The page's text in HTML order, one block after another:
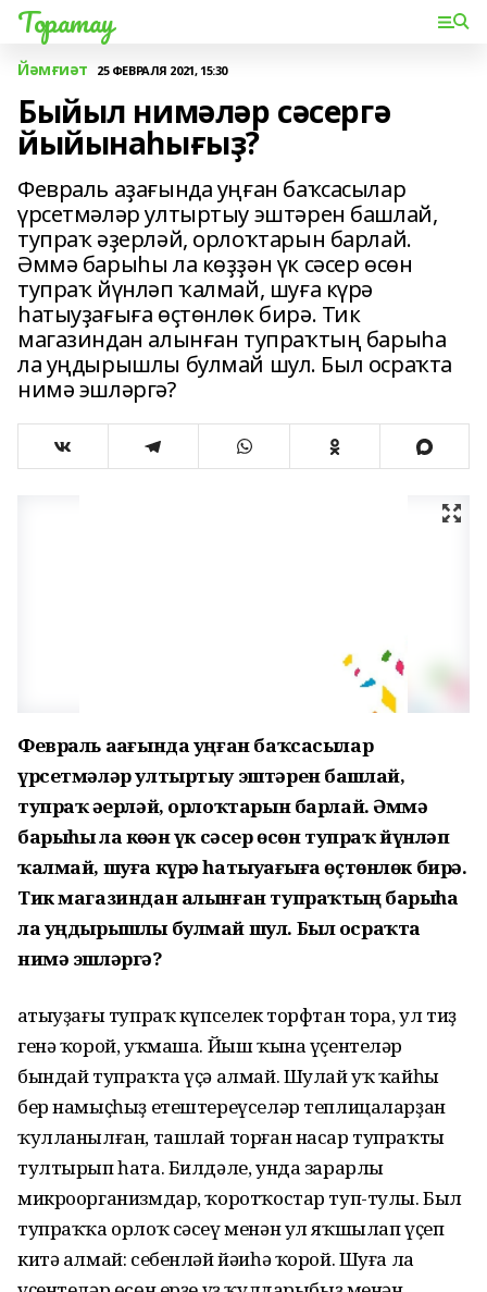
Торатау
Йәмғиәт 25 ФЕВРАЛЯ 2021, 15:30
Быйыл нимәләр сәсергә
йыйынаһығыҙ?
Февраль аҙағында уңған баҡсасылар
үрсетмәләр ултыртыу эштәрен башлай,
тупраҡ әҙерләй, орлоҡтарын барлай.
Әммә барыһы ла көҙҙән үк сәсер өсөн
тупраҡ йүнләп ҡалмай, шуға күрә
һатыуҙағыға өҫтөнлөк бирә. Тик
магазиндан алынған тупраҡтың барыһа
ла уңдырышлы булмай шул. Был осраҡта
нимә эшләргә?
Февраль аҙағында уңған баҡсасылар
үрсетмәләр ултыртыу эштәрен башлай,
тупраҡ әҙерләй, орлоҡтарын барлай. Әммә
барыһы ла көҙҙән үк сәсер өсөн тупраҡ йүнләп
ҡалмай, шуға күрә һатыуҙағыға өҫтөнлөк бирә.
Тик магазиндан алынған тупраҡтың барыһа
ла уңдырышлы булмай шул. Был осраҡта
нимә эшләргә?
Һатыуҙағы тупраҡ күпселек торфтан тора, ул тиҙ
генә ҡорой, уҡмаша. Йыш ҡына үҫентеләр
бындай тупраҡта үҫә алмай. Шулай уҡ ҡайһы
бер намыҫһыҙ етештереүселәр теплицаларҙан
ҡулланылған, ташлай торған насар тупраҡты
тултырып һата. Билдәле, унда зарарлы
микроорганизмдар, ҡоротҡостар туп-тулы. Был
тупраҡҡа орлоҡ сәсеү менән ул яҡшылап үҫеп
китә алмай: себенләй йәиһә ҡорой. Шуға ла